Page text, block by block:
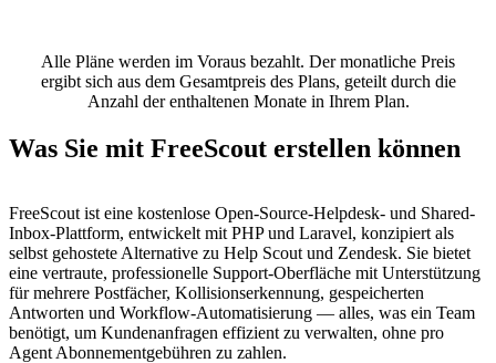
Alle Pläne werden im Voraus bezahlt. Der monatliche Preis
ergibt sich aus dem Gesamtpreis des Plans, geteilt durch die
Anzahl der enthaltenen Monate in Ihrem Plan.
Was Sie mit FreeScout erstellen können
FreeScout ist eine kostenlose Open-Source-Helpdesk- und Shared-
Inbox-Plattform, entwickelt mit PHP und Laravel, konzipiert als
selbst gehostete Alternative zu Help Scout und Zendesk. Sie bietet
eine vertraute, professionelle Support-Oberfläche mit Unterstützung
für mehrere Postfächer, Kollisionserkennung, gespeicherten
Antworten und Workflow-Automatisierung — alles, was ein Team
benötigt, um Kundenanfragen effizient zu verwalten, ohne pro
Agent Abonnementgebühren zu zahlen.